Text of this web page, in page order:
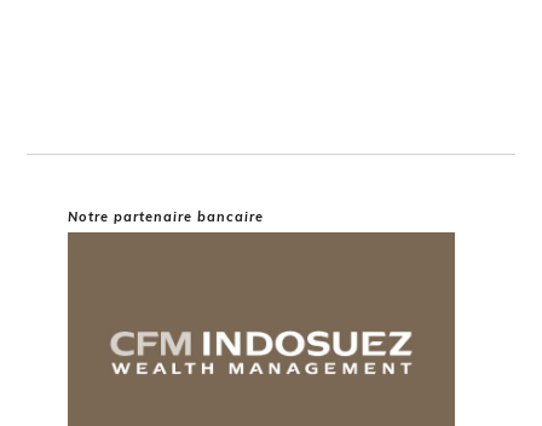
Notre partenaire bancaire